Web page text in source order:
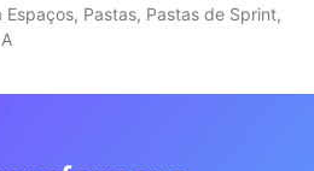
Pastas, Pastas de Sprint,